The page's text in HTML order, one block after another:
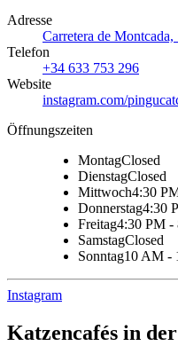
Adresse
Carretera de
Telefon
+34 633 753 296
Website
instagram.com/
Öffnungszeiten
MontagClosed
DienstagClosed
Mittwoch4:30
Donnerstag4:30
Freitag4:30 PM -
SamstagClosed
Sonntag10 AM -
Instagram
Katzencafés in